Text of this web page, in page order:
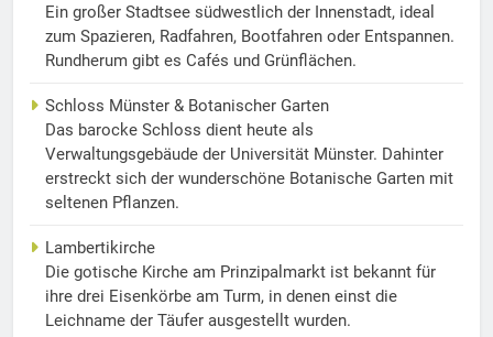
Ein großer Stadtsee südwestlich der Innenstadt, ideal
zum Spazieren, Radfahren, Bootfahren oder Entspannen.
Rundherum gibt es Cafés und Grünflächen.
Schloss Münster & Botanischer Garten
Das barocke Schloss dient heute als
Verwaltungsgebäude der Universität Münster. Dahinter
erstreckt sich der wunderschöne Botanische Garten mit
seltenen Pflanzen.
Lambertikirche
Die gotische Kirche am Prinzipalmarkt ist bekannt für
ihre drei Eisenkörbe am Turm, in denen einst die
Leichname der Täufer ausgestellt wurden.